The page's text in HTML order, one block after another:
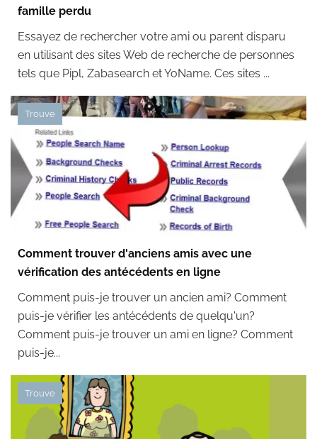
famille perdu
Essayez de rechercher votre ami ou parent disparu
en utilisant des sites Web de recherche de personnes
tels que Pipl, Zabasearch et YoName. Ces sites ...
Trouve
Comment trouver d'anciens amis avec une
vérification des antécédents en ligne
Comment puis-je trouver un ancien ami? Comment
puis-je vérifier les antécédents de quelqu'un?
Comment puis-je trouver un ami en ligne? Comment
puis-je...
Trouve